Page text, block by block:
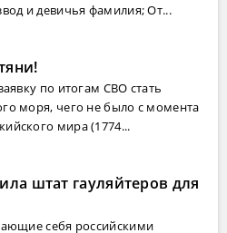
и девичья фамилия; От...
по итогам СВО стать
моря, чего не было с момента
мира (1774...
штат гауляйтеров для
себя российскими